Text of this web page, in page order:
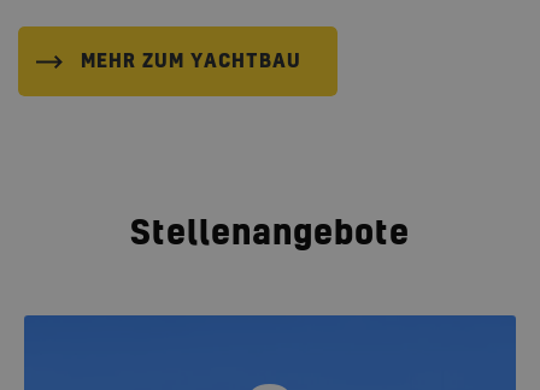
MEHR ZUM YACHTBAU
Stellenangebote